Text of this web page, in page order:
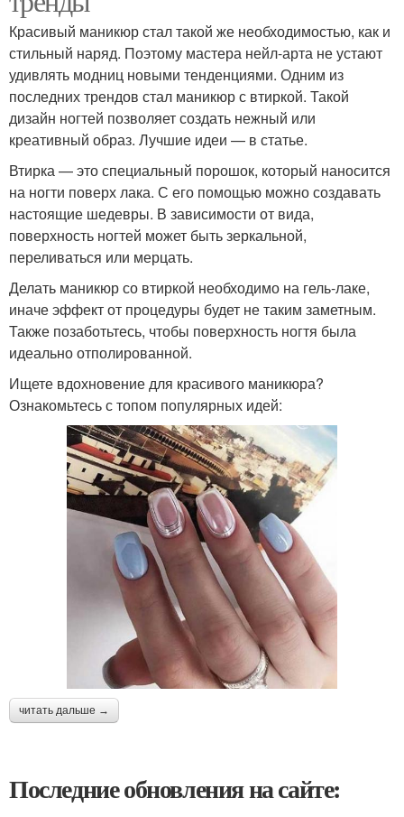
Красивый маникюр стал такой же необходимостью, как и
стильный наряд. Поэтому мастера нейл-арта не устают
удивлять модниц новыми тенденциями. Одним из
последних трендов стал маникюр с втиркой. Такой
дизайн ногтей позволяет создать нежный или
креативный образ. Лучшие идеи — в статье.
Втирка — это специальный порошок, который наносится
на ногти поверх лака. С его помощью можно создавать
настоящие шедевры. В зависимости от вида,
поверхность ногтей может быть зеркальной,
переливаться или мерцать.
Делать маникюр со втиркой необходимо на гель-лаке,
иначе эффект от процедуры будет не таким заметным.
Также позаботьтесь, чтобы поверхность ногтя была
идеально отполированной.
Ищете вдохновение для красивого маникюра?
Ознакомьтесь с топом популярных идей:
читать дальше →
Последние обновления на сайте: